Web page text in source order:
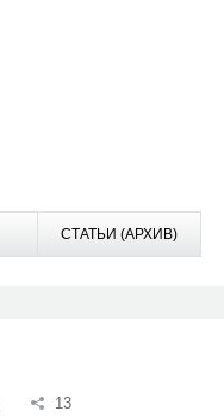
СТАТЬИ (АРХИВ)
13